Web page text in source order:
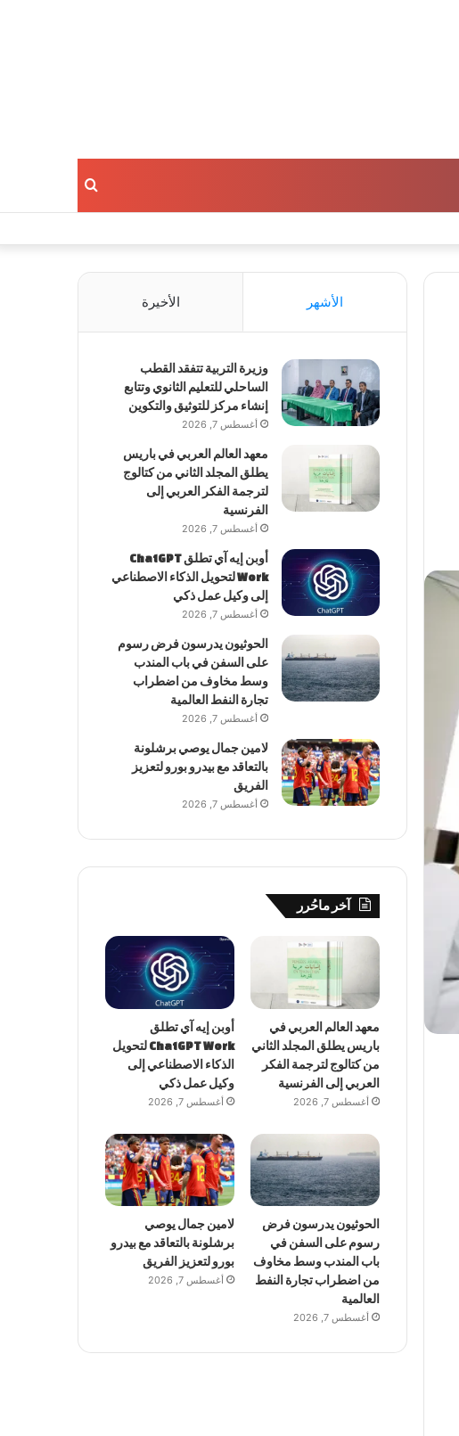
بحث
الأشهر الأخيرة
وزيرة التربية تتفقد القطب
الساحلي للتعليم الثانوي وتتابع
إنشاء مركز للتوثيق والتكوين
أغسطس 7, 2026
معهد العالم العربي في باريس
يطلق المجلد الثاني من كتالوج
لترجمة الفكر العربي إلى
الفرنسية
أغسطس 7, 2026
أوبن إيه آي تطلق ChatGPT
Work لتحويل الذكاء الاصطناعي
إلى وكيل عمل ذكي
أغسطس 7, 2026
الحوثيون يدرسون فرض رسوم
على السفن في باب المندب
وسط مخاوف من اضطراب
تجارة النفط العالمية
أغسطس 7, 2026
لامين جمال يوصي برشلونة
بالتعاقد مع بيدرو بورو لتعزيز
الفريق
أغسطس 7, 2026
آخر ماحُرر
معهد العالم العربي في
باريس يطلق المجلد الثاني
من كتالوج لترجمة الفكر
العربي إلى الفرنسية
أغسطس 7, 2026
أوبن إيه آي تطلق
ChatGPT Work لتحويل
الذكاء الاصطناعي إلى
وكيل عمل ذكي
أغسطس 7, 2026
الحوثيون يدرسون فرض
رسوم على السفن في
باب المندب وسط مخاوف
من اضطراب تجارة النفط
العالمية
أغسطس 7, 2026
لامين جمال يوصي
برشلونة بالتعاقد مع بيدرو
بورو لتعزيز الفريق
أغسطس 7, 2026